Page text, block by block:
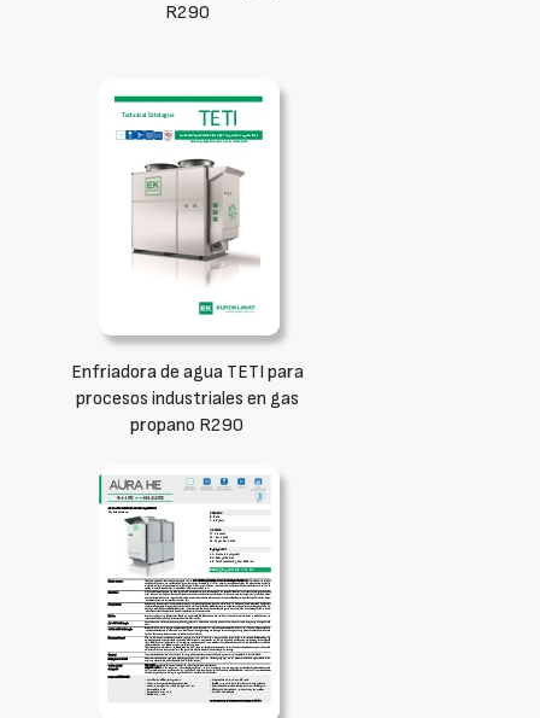
R290
Enfriadora de agua TETI para
procesos industriales en gas
propano R290